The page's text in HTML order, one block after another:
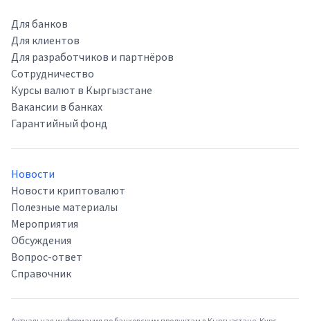
Для банков
Для клиентов
Для разработчиков и партнёров
Сотрудничество
Курсы валют в Кыргызстане
Вакансии в банках
Гарантийный фонд
Новости
Новости криптовалют
Полезные материалы
Мероприятия
Обсуждения
Вопрос-ответ
Справочник